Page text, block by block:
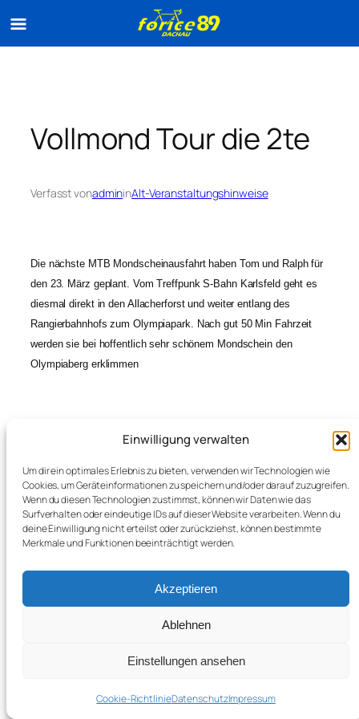
Einwilligung verwalten
Um dir ein optimales Erlebnis zu bieten, verwenden wir Technologien wie
Cookies, um Geräteinformationen zu speichern und/oder darauf zuzugreifen.
Wenn du diesen Technologien zustimmst, können wir Daten wie das
Surfverhalten oder eindeutige IDs auf dieser Website verarbeiten. Wenn du
deine Einwilligung nicht erteilst oder zurückziehst, können bestimmte
Merkmale und Funktionen beeinträchtigt werden.
Akzeptieren
Ablehnen
Einstellungen ansehen
Cookie-RichtlinieDatenschutzImpressum
Vollmond Tour die 2te
Verfasst vonadmininAlt-Veranstaltungshinweise
Die nächste MTB Mondscheinausfahrt haben Tom und Ralph für
den 23. März geplant. Vom Treffpunk S-Bahn Karlsfeld geht es
diesmal direkt in den Allacherforst und weiter entlang des
Rangierbahnhofs zum Olympiapark. Nach gut 50 Min Fahrzeit
werden sie bei hoffentlich sehr schönem Mondschein den
Olympiaberg erklimmen
Dachauer Volksfest
Trikotanprobe →
Radsport und Freizeit forice 89 e.V.
Datenschutz